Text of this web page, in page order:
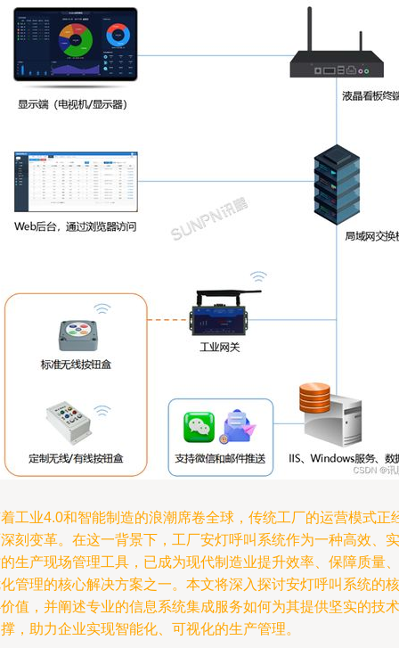
工业4.0和智能制造的浪潮席卷全球，传统工厂的运营模式正
刻变革。在这一背景下，工厂安灯呼叫系统作为一种高效、实
生产现场管理工具，已成为现代制造业提升效率、保障质量、
管理的核心解决方案之一。本文将深入探讨安灯呼叫系统的核
值，并阐述专业的信息系统集成服务如何为其提供坚实的技术
，助力企业实现智能化、可视化的生产管理。